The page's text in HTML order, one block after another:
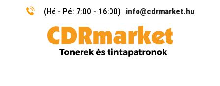
(Hé - Pé: 7:00 - 16:00) info@cdrmarket.hu